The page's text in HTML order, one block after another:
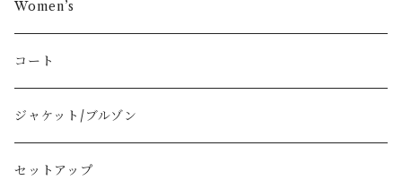
COMME des GARÇONS
Vivienne Westwood
BURBERRY
PRADA
Women’s
コート
ジャケット/ブルゾン
セットアップ